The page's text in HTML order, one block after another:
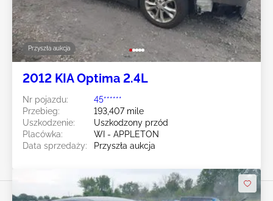
Przyszła aukcja
2012 KIA Optima 2.4L
Nr pojazdu:
45******
Przebieg:
193,407 mile
Uszkodzenie:
Uszkodzony przód
Placówka:
WI - APPLETON
Data sprzedaży:
Przyszła aukcja